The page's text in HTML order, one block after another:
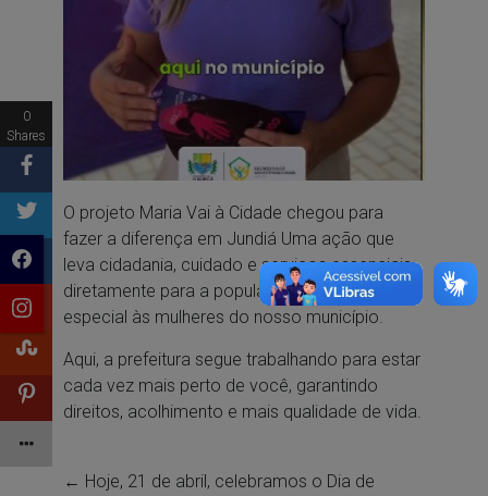
O projeto Maria Vai à Cidade chegou para
fazer a diferença em Jundiá Uma ação que
leva cidadania, cuidado e serviços essenciais
diretamente para a população, com atenção
especial às mulheres do nosso município.
Aqui, a prefeitura segue trabalhando para estar
cada vez mais perto de você, garantindo
direitos, acolhimento e mais qualidade de vida.
← Hoje, 21 de abril, celebramos o Dia de
0
Shares